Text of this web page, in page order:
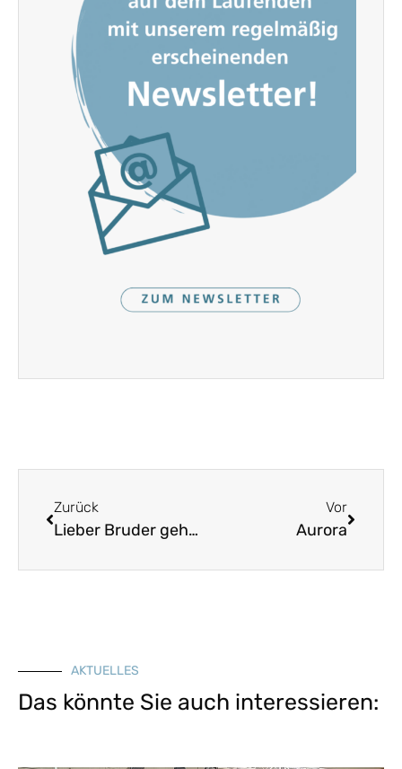
Zurück
Lieber Bruder geh aa mit mir
Vor
Aurora
AKTUELLES
Das könnte Sie auch interessieren: